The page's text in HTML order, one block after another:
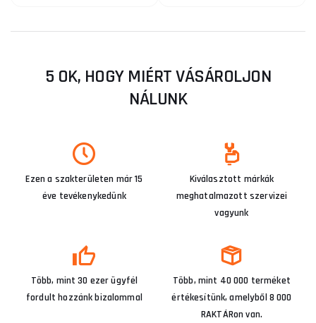
5 OK, HOGY MIÉRT VÁSÁROLJON
NÁLUNK
Ezen a szakterületen már 15
éve tevékenykedünk
Kiválasztott márkák
meghatalmazott szervizei
vagyunk
Több, mint 30 ezer ügyfél
fordult hozzánk bizalommal
Több, mint 40 000 terméket
értékesítünk, amelyből 8 000
RAKTÁRon van.